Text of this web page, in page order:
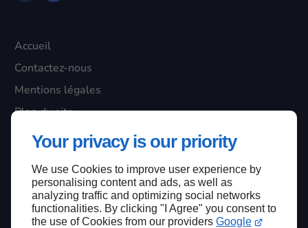
Your privacy is our priority
We use Cookies to improve user experience by
personalising content and ads, as well as
analyzing traffic and optimizing social networks
functionalities. By clicking "I Agree" you consent to
the use of Cookies from our providers Google
Accueil
Contactez-nous
Mentions légales
Plan du site
Haut de page